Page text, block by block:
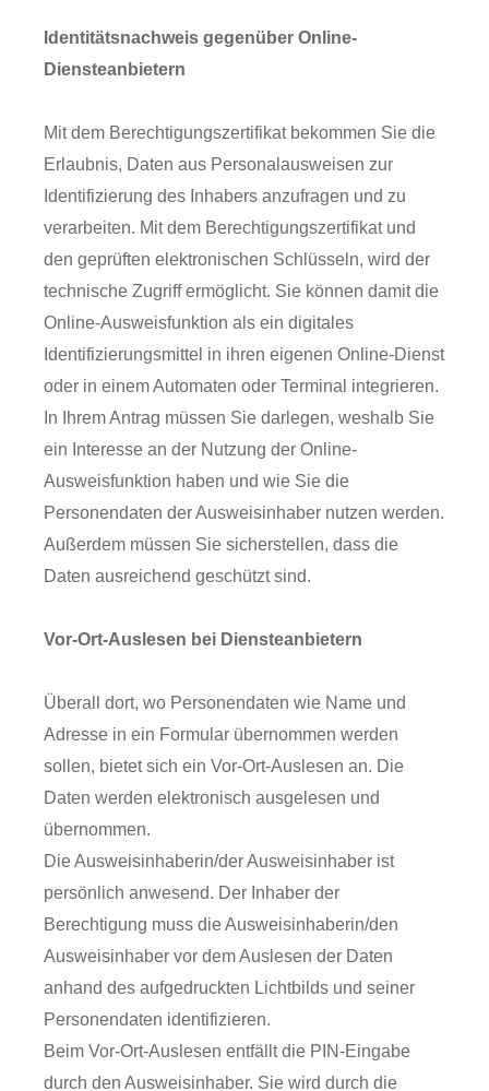
Identitätsnachweis gegenüber Online-
Diensteanbietern
Mit dem Berechtigungszertifikat bekommen Sie die
Erlaubnis, Daten aus Personalausweisen zur
Identifizierung des Inhabers anzufragen und zu
verarbeiten. Mit dem Berechtigungszertifikat und
den geprüften elektronischen Schlüsseln, wird der
technische Zugriff ermöglicht. Sie können damit die
Online-Ausweisfunktion als ein digitales
Identifizierungsmittel in ihren eigenen Online-Dienst
oder in einem Automaten oder Terminal integrieren.
In Ihrem Antrag müssen Sie darlegen, weshalb Sie
ein Interesse an der Nutzung der Online-
Ausweisfunktion haben und wie Sie die
Personendaten der Ausweisinhaber nutzen werden.
Außerdem müssen Sie sicherstellen, dass die
Daten ausreichend geschützt sind.
Vor-Ort-Auslesen bei Diensteanbietern
Überall dort, wo Personendaten wie Name und
Adresse in ein Formular übernommen werden
sollen, bietet sich ein Vor-Ort-Auslesen an. Die
Daten werden elektronisch ausgelesen und
übernommen.
Die Ausweisinhaberin/der Ausweisinhaber ist
persönlich anwesend. Der Inhaber der
Berechtigung muss die Ausweisinhaberin/den
Ausweisinhaber vor dem Auslesen der Daten
anhand des aufgedruckten Lichtbilds und seiner
Personendaten identifizieren.
Beim Vor-Ort-Auslesen entfällt die PIN-Eingabe
durch den Ausweisinhaber. Sie wird durch die